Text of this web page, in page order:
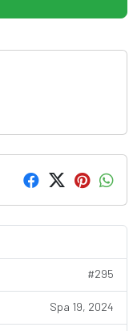
#295
Spa 19, 2024